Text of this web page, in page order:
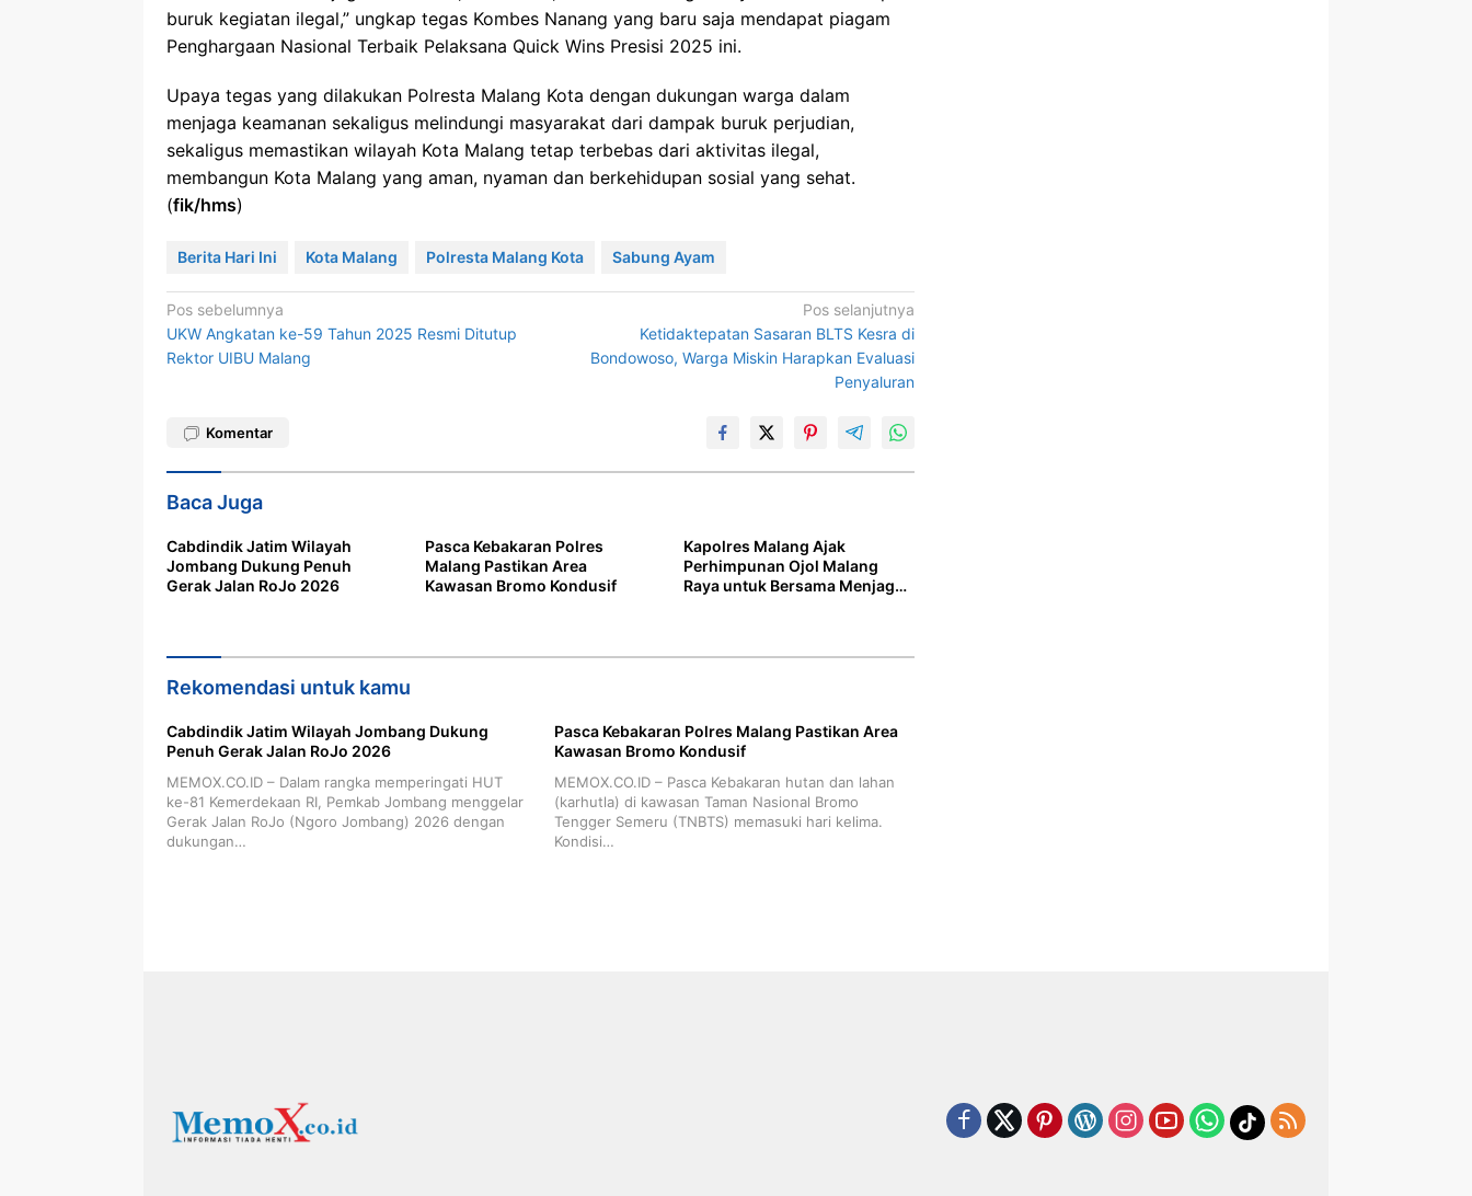
buruk kegiatan ilegal,” ungkap tegas Kombes Nanang yang baru saja mendapat piagam
Penghargaan Nasional Terbaik Pelaksana Quick Wins Presisi 2025 ini.
Upaya tegas yang dilakukan Polresta Malang Kota dengan dukungan warga dalam
menjaga keamanan sekaligus melindungi masyarakat dari dampak buruk perjudian,
sekaligus memastikan wilayah Kota Malang tetap terbebas dari aktivitas ilegal,
membangun Kota Malang yang aman, nyaman dan berkehidupan sosial yang sehat.
(fik/hms)
Berita Hari Ini Kota Malang Polresta Malang Kota Sabung Ayam
Navigasi
pos
Pos sebelumnya
UKW Angkatan ke-59 Tahun 2025 Resmi Ditutup
Rektor UIBU Malang
Pos selanjutnya
Ketidaktepatan Sasaran BLTS Kesra di
Bondowoso, Warga Miskin Harapkan Evaluasi
Penyaluran
Komentar
Baca Juga
Cabdindik Jatim Wilayah
Jombang Dukung Penuh
Gerak Jalan RoJo 2026
Pasca Kebakaran Polres
Malang Pastikan Area
Kawasan Bromo Kondusif
Kapolres Malang Ajak
Perhimpunan Ojol Malang
Raya untuk Bersama Menjaga
Rekomendasi untuk kamu
Cabdindik Jatim Wilayah Jombang Dukung
Penuh Gerak Jalan RoJo 2026
MEMOX.CO.ID – Dalam rangka memperingati HUT
ke-81 Kemerdekaan RI, Pemkab Jombang menggelar
Gerak Jalan RoJo (Ngoro Jombang) 2026 dengan
dukungan…
Pasca Kebakaran Polres Malang Pastikan Area
Kawasan Bromo Kondusif
MEMOX.CO.ID – Pasca Kebakaran hutan dan lahan
(karhutla) di kawasan Taman Nasional Bromo
Tengger Semeru (TNBTS) memasuki hari kelima.
Kondisi…